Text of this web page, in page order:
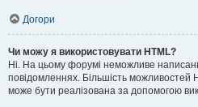
Догори
Чи можу я використовувати HTML?
Ні. На цьому форумі неможливе
повідомленнях. Більшість можливостей
може бути реалізована за допомогою